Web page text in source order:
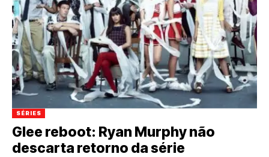
SÉRIES
Glee reboot: Ryan Murphy não
descarta retorno da série